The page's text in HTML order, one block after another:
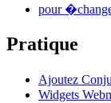
pour
Pratique
Ajoutez
Widgets